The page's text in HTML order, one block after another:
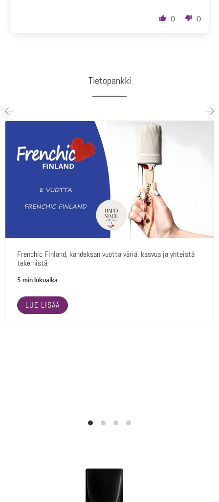
0 0
Tietopankki
Frenchic Finland, kahdeksan vuotta väriä, kasvua ja yhteistä
tekemistä
5 min lukuaika
LUE LISÄÄ